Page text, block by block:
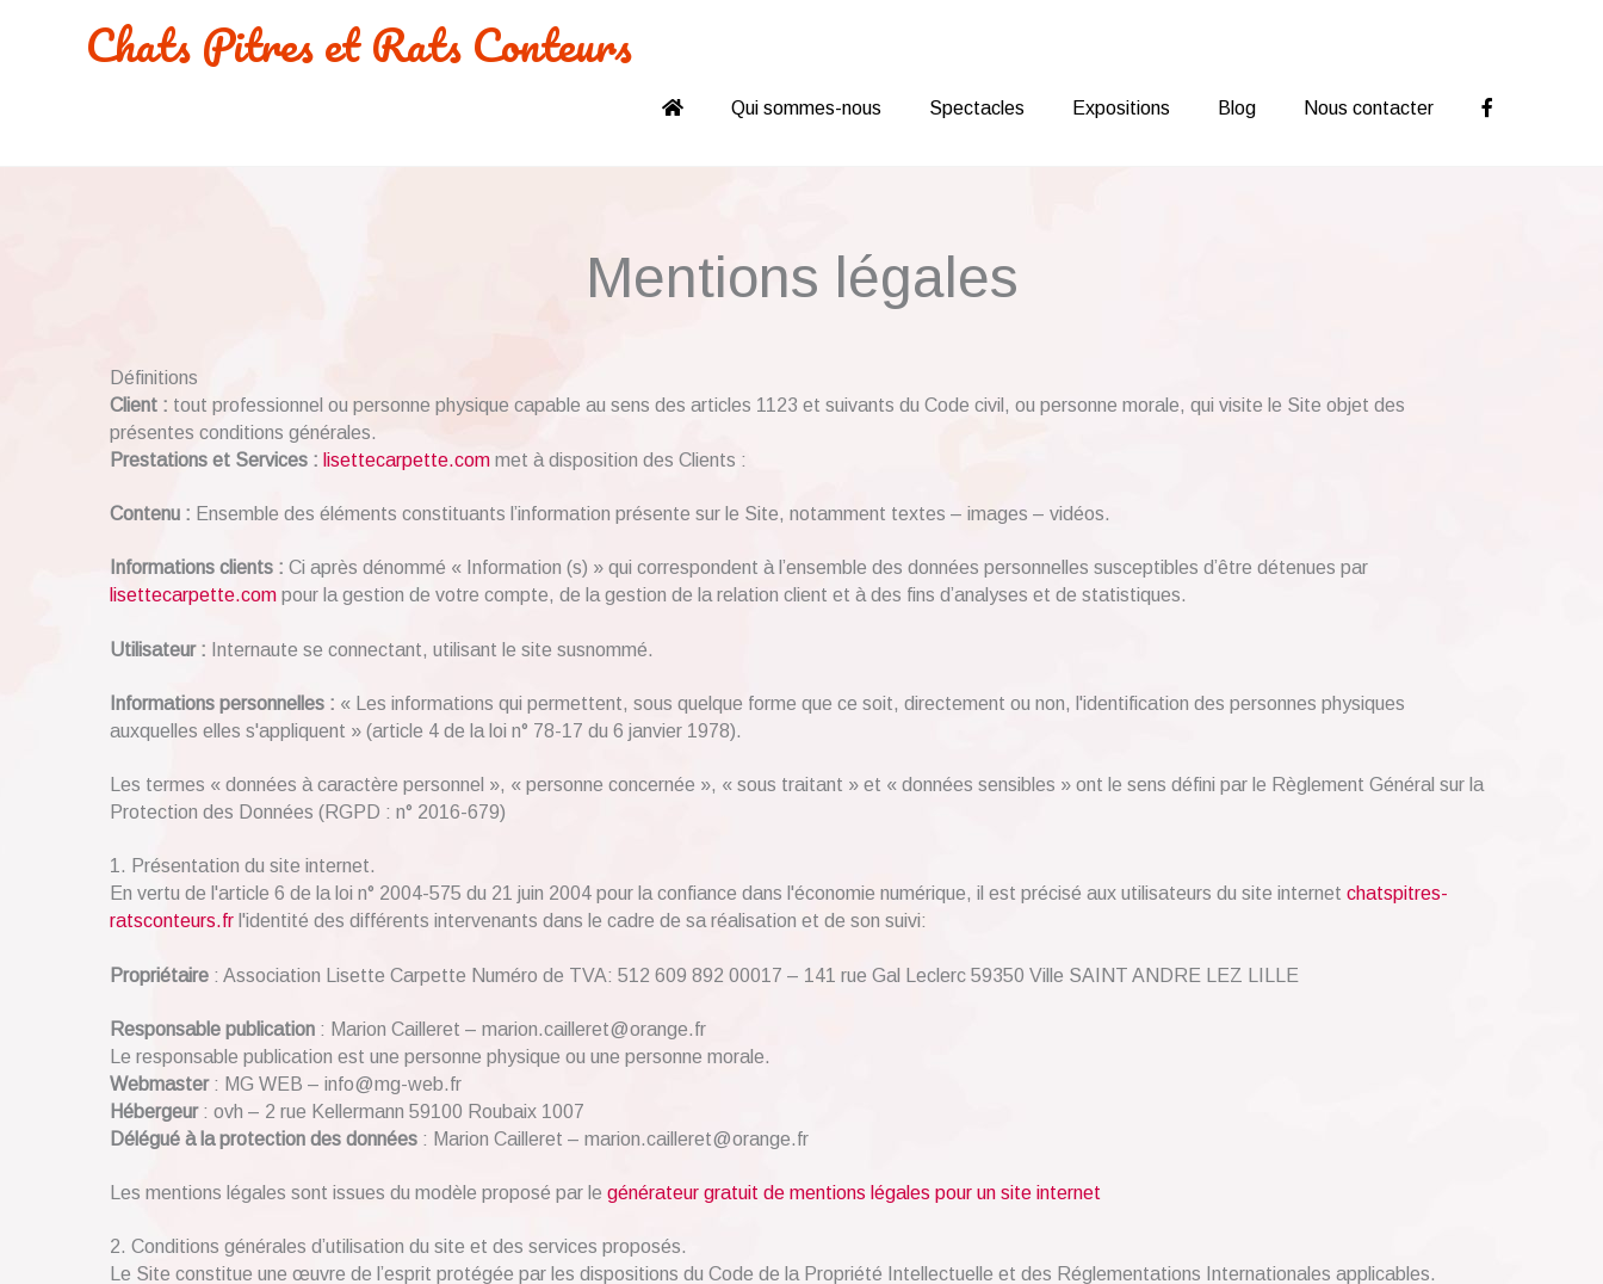
Chats Pitres et Rats Conteurs
Qui sommes-nous Spectacles Expositions Blog Nous contacter
Mentions légales
Définitions
Client : tout professionnel ou personne physique capable au sens des articles 1123 et suivants du Code civil, ou personne morale, qui visite le Site objet des
présentes conditions générales.
Prestations et Services : lisettecarpette.com met à disposition des Clients :
Contenu : Ensemble des éléments constituants l’information présente sur le Site, notamment textes – images – vidéos.
Informations clients : Ci après dénommé « Information (s) » qui correspondent à l’ensemble des données personnelles susceptibles d’être détenues par
lisettecarpette.com pour la gestion de votre compte, de la gestion de la relation client et à des fins d’analyses et de statistiques.
Utilisateur : Internaute se connectant, utilisant le site susnommé.
Informations personnelles : « Les informations qui permettent, sous quelque forme que ce soit, directement ou non, l'identification des personnes physiques
auxquelles elles s'appliquent » (article 4 de la loi n° 78-17 du 6 janvier 1978).
Les termes « données à caractère personnel », « personne concernée », « sous traitant » et « données sensibles » ont le sens défini par le Règlement Général sur la
Protection des Données (RGPD : n° 2016-679)
1. Présentation du site internet.
En vertu de l'article 6 de la loi n° 2004-575 du 21 juin 2004 pour la confiance dans l'économie numérique, il est précisé aux utilisateurs du site internet chatspitres-
ratsconteurs.fr l'identité des différents intervenants dans le cadre de sa réalisation et de son suivi:
Propriétaire : Association Lisette Carpette Numéro de TVA: 512 609 892 00017 – 141 rue Gal Leclerc 59350 Ville SAINT ANDRE LEZ LILLE
Responsable publication : Marion Cailleret – marion.cailleret@orange.fr
Le responsable publication est une personne physique ou une personne morale.
Webmaster: MG WEB – info@mg-web.fr
Hébergeur: ovh – 2 rue Kellermann 59100 Roubaix 1007
Délégué à la protection des données : Marion Cailleret – marion.cailleret@orange.fr
Les mentions légales sont issues du modèle proposé par le générateur gratuit de mentions légales pour un site internet
2. Conditions générales d’utilisation du site et des services proposés.
Le Site constitue une œuvre de l’esprit protégée par les dispositions du Code de la Propriété Intellectuelle et des Réglementations Internationales applicables.